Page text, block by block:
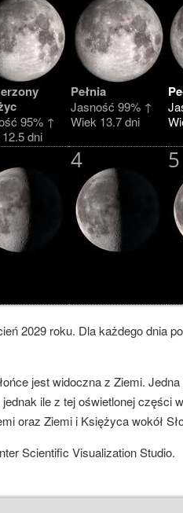
95% ↑
dni
Pełnia
Jasność 99% ↑
Wiek 13.7 dni
4 5
2029 roku. Dla każdego dnia
jest widoczna z Ziemi.
ile z tej oświetlonej części
oraz Ziemi i Księżyca wokół
Scientific Visualization Studio.